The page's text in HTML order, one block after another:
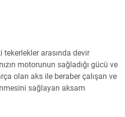
tekerlekler arasında devir
motorunun sağladığı gücü ve
olan aks ile beraber çalışan ve
sağlayan aksam